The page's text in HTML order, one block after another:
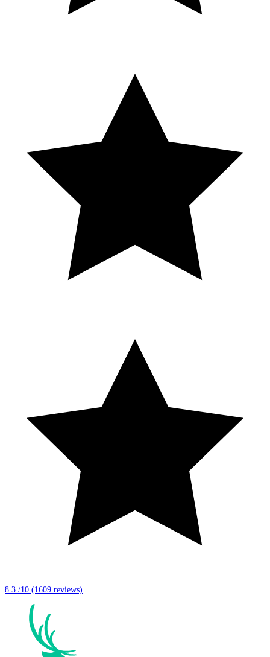
8.3 /10 (1609 reviews)